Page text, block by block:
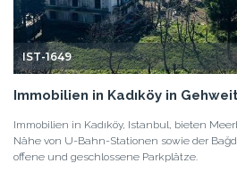
IST-1649
Immobilien in Kadıköy in
Immobilien in Kadıköy, Istanbul, bieten
Nähe von U-Bahn-Stationen sowie der
offene und geschlossene Parkplätze.